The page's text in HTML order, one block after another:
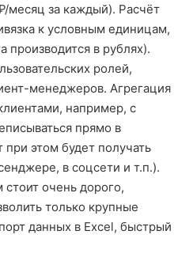
месяц за каждый). Расчёт
к условным единицам,
производится в рублях).
ролей,
менеджеров. Агрегация
например, с
прямо в
при этом будет получать
в соцсети и т.п.).
очень дорого,
только крупные
данных в Excel, быстрый